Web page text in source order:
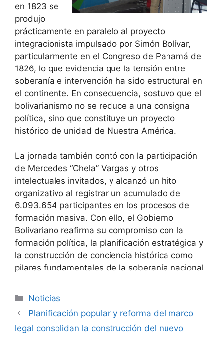
en 1823 se
produjo
prácticamente en paralelo al proyecto
integracionista impulsado por Simón Bolívar,
particularmente en el Congreso de Panamá de
1826, lo que evidencia que la tensión entre
soberanía e intervención ha sido estructural en
el continente. En consecuencia, sostuvo que el
bolivarianismo no se reduce a una consigna
política, sino que constituye un proyecto
histórico de unidad de Nuestra América.
La jornada también contó con la participación
de Mercedes “Chela” Vargas y otros
intelectuales invitados, y alcanzó un hito
organizativo al registrar un acumulado de
6.093.654 participantes en los procesos de
formación masiva. Con ello, el Gobierno
Bolivariano reafirma su compromiso con la
formación política, la planificación estratégica y
la construcción de conciencia histórica como
pilares fundamentales de la soberanía nacional.
Noticias
Planificación popular y reforma del marco
legal consolidan la construcción del nuevo